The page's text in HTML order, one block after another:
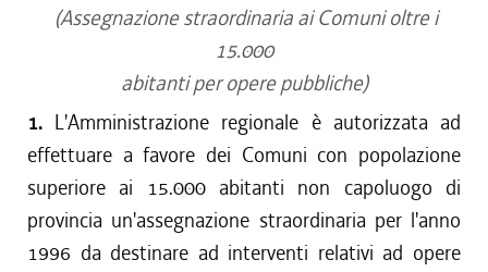
(Assegnazione straordinaria ai Comuni oltre i
15.000
abitanti per opere pubbliche)
1. L'Amministrazione regionale è autorizzata ad
effettuare a favore dei Comuni con popolazione
superiore ai 15.000 abitanti non capoluogo di
provincia un'assegnazione straordinaria per l'anno
1996 da destinare ad interventi relativi ad opere